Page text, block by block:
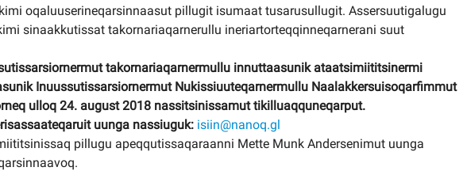
oqaluuserineqarsinnaasut pillugit isumaat tusarusullugit. Assersuutigalugu
sinaakkutissat takornariaqarnerullu ineriartorteqqinneqarnerani suut
takornariaqarnermullu innuttaasunik ataatsimiititsinermi
Inuussutissarsiornermut Nukissiuuteqarnermullu Naalakkersuisoqarfimmut
ulloq 24. august 2018 nassitsinissamut tikilluaqquneqarput.
uunga nassiuguk: isiin@nanoq.gl
pillugu apeqqutissaqaraanni Mette Munk Andersenimut uunga